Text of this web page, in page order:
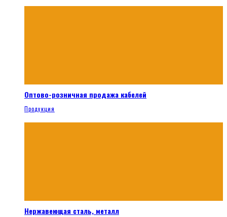
Оптово-розничная продажа кабелей
Продукция
Нержавеющая сталь, металл